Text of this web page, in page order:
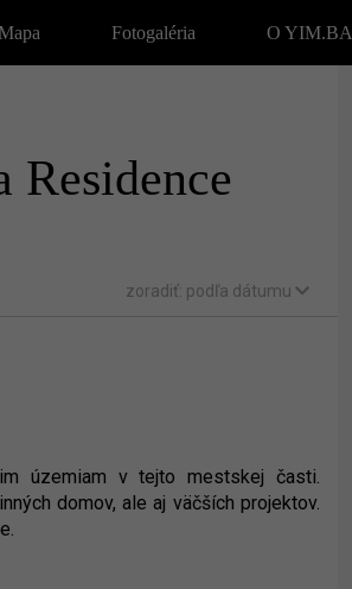
Fotogaléria O YIM.BA
Residence
zoradiť: podľa dátumu
územiam v tejto mestskej časti.
domov, ale aj väčších projektov.